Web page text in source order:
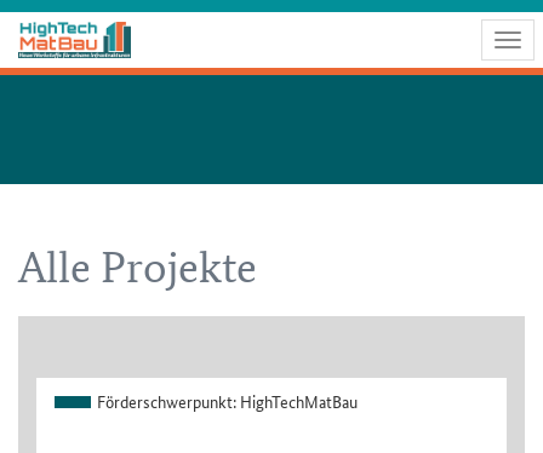
Alle Projekte
Förderschwerpunkt: HighTechMatBau